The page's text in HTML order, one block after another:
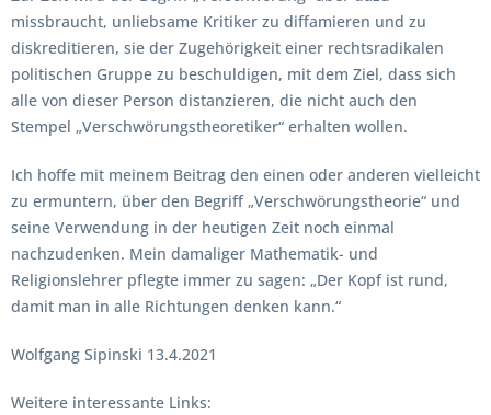
missbraucht, unliebsame Kritiker zu diffamieren und zu
diskreditieren, sie der Zugehörigkeit einer rechtsradikalen
politischen Gruppe zu beschuldigen, mit dem Ziel, dass sich
alle von dieser Person distanzieren, die nicht auch den
Stempel „Verschwörungstheoretiker“ erhalten wollen.
Ich hoffe mit meinem Beitrag den einen oder anderen vielleicht
zu ermuntern, über den Begriff „Verschwörungstheorie“ und
seine Verwendung in der heutigen Zeit noch einmal
nachzudenken. Mein damaliger Mathematik- und
Religionslehrer pflegte immer zu sagen: „Der Kopf ist rund,
damit man in alle Richtungen denken kann.“
Wolfgang Sipinski 13.4.2021
Weitere interessante Links: